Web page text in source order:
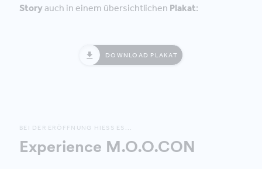
Storyauch in einem übersichtlichen Plakat:
DOWNLOAD PLAKAT
BEI DER ERÖFFNUNG HIESS ES...
Experience M.O.O.CON